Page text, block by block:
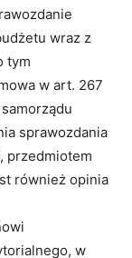
wraz z
tym
w art. 267
sprawozdania
przedmiotem
również opinia
w